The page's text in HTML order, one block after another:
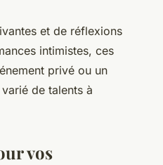
et de réflexions
intimistes, ces
privé ou un
de talents à
vos